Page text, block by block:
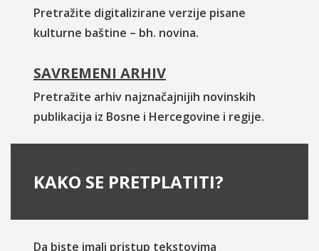
Pretražite digitalizirane verzije pisane
kulturne baštine – bh. novina.
SAVREMENI ARHIV
Pretražite arhiv najznačajnijih novinskih
publikacija iz Bosne i Hercegovine i regije.
KAKO SE PRETPLATITI?
Da biste imali pristup tekstovima